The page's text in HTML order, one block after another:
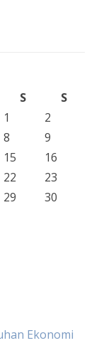
S
S
1
2
8
9
15
16
22
23
29
30
Ekonomi